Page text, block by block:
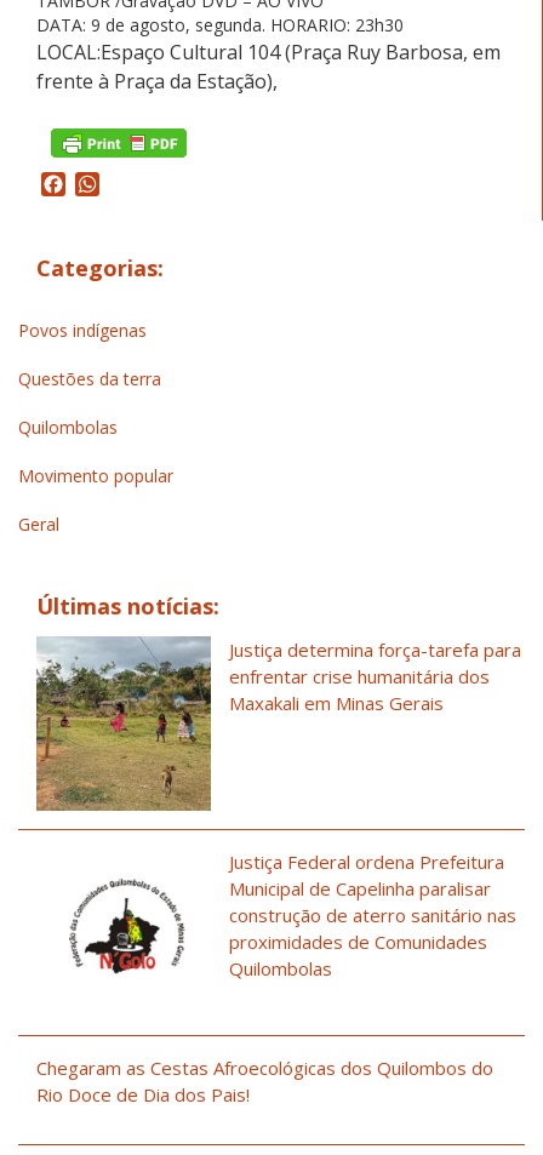
DATA: 9 de agosto, segunda. HORARIO: 23h30
LOCAL:Espaço Cultural 104 (Praça Ruy Barbosa, em
frente à Praça da Estação),
Facebook
Categorias:
Povos indígenas
Questões da terra
Quilombolas
Movimento popular
Geral
Últimas notícias:
Justiça determina força-tarefa para
enfrentar crise humanitária dos
Maxakali em Minas Gerais
Justiça Federal ordena Prefeitura
Municipal de Capelinha paralisar
construção de aterro sanitário nas
proximidades de Comunidades
Quilombolas
Chegaram as Cestas Afroecológicas dos Quilombos do
Rio Doce de Dia dos Pais!